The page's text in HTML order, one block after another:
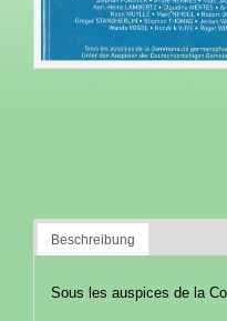
Beschreibung
Sous les auspices de la